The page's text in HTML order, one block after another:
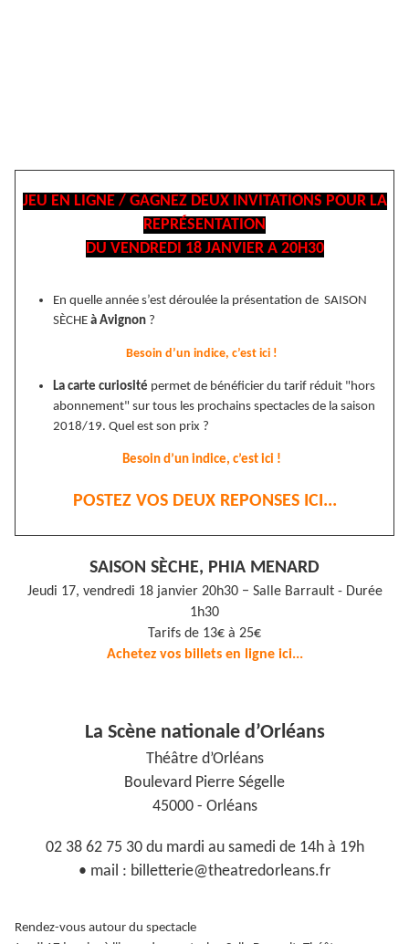
JEU EN LIGNE / GAGNEZ DEUX INVITATIONS POUR LA
REPRÉSENTATION
DU VENDREDI 18 JANVIER A 20H30
En quelle année s’est déroulée la présentation de SAISON
SÈCHE à Avignon ?
Besoin d’un indice, c’est ici !
La carte curiosité permet de bénéficier du tarif réduit "hors
abonnement" sur tous les prochains spectacles de la saison
2018/19. Quel est son prix ?
Besoin d’un indice, c’est ici !
POSTEZ VOS DEUX REPONSES ICI...
SAISON SÈCHE, PHIA MENARD
Jeudi 17, vendredi 18 janvier 20h30 − Salle Barrault - Durée
1h30
Tarifs de 13€ à 25€
Achetez vos billets en ligne ici...
La Scène nationale d’Orléans
Théâtre d’Orléans
Boulevard Pierre Ségelle
45000 - Orléans
02 38 62 75 30 du mardi au samedi de 14h à 19h
• mail : billetterie@theatredorleans.fr
Rendez-vous autour du spectacle